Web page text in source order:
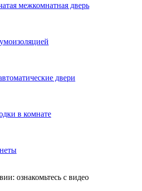
межкомнатная дверь
двери
в комнате
ознакомьтесь с видео